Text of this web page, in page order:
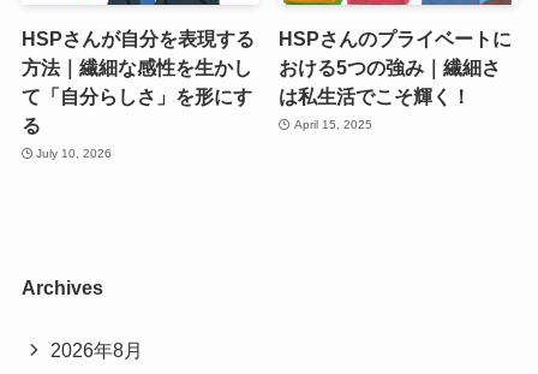
HSPさんが自分を表現する
方法｜繊細な感性を生かし
て「自分らしさ」を形にす
る
July 10, 2026
HSPさんのプライベートに
おける5つの強み｜繊細さ
は私生活でこそ輝く！
April 15, 2025
Archives
2026年8月